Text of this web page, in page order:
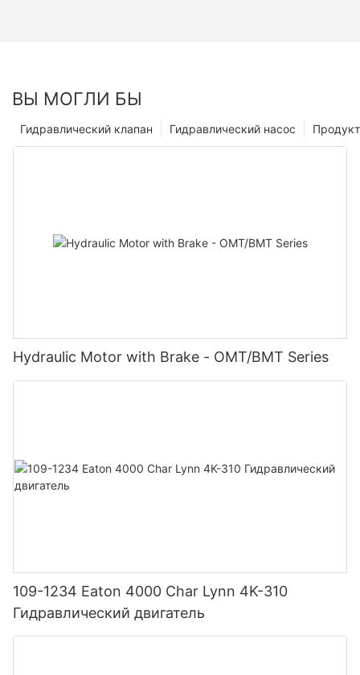
ВЫ МОГЛИ БЫ
Гидравлический насос
Гидравлический клапан
Hydraulic Motor with Brake - OMT/BMT Series
109-1234 Eaton 4000 Char Lynn 4K-310
Гидравлический двигатель